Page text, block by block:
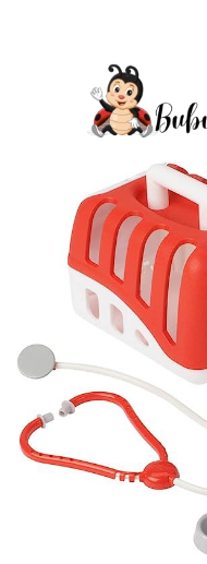
Accesorii
Exterior
Pluș
Muzicale
Bebeluși
Diverse